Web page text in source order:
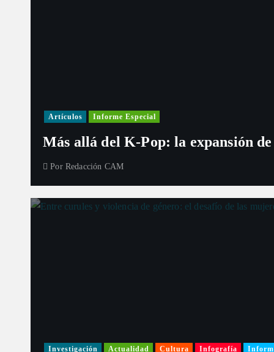
Artículos Informe Especial
Más allá del K-Pop: la expansión
Por Redacción CAM
Investigación Actualidad Cultura Infografía